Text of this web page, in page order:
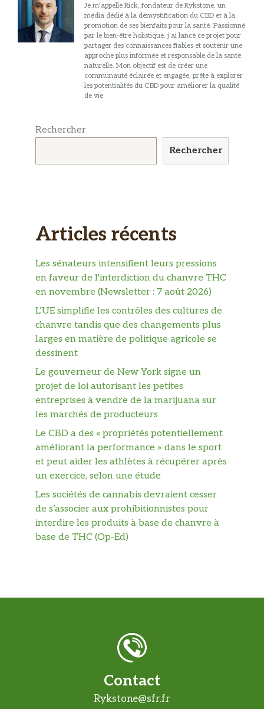
Je m'appelle Rick, fondateur de Rykstone, un
média dédié à la démystification du CBD et à la
promotion de ses bienfaits pour la santé. Passionné
par le bien-être holistique, j'ai lancé ce projet pour
partager des connaissances fiables et soutenir une
approche plus informée et responsable de la santé
naturelle. Mon objectif est de créer une
communauté éclairée et engagée, prête à explorer
les potentialités du CBD pour améliorer la qualité
de vie.
Rechercher
Rechercher
Articles récents
Les sénateurs intensifient leurs pressions
en faveur de l'interdiction du chanvre THC
en novembre (Newsletter : 7 août 2026)
L’UE simplifie les contrôles des cultures de
chanvre tandis que des changements plus
larges en matière de politique agricole se
dessinent
Le gouverneur de New York signe un
projet de loi autorisant les petites
entreprises à vendre de la marijuana sur
les marchés de producteurs
Le CBD a des « propriétés potentiellement
améliorant la performance » dans le sport
et peut aider les athlètes à récupérer après
un exercice, selon une étude
Les sociétés de cannabis devraient cesser
de s’associer aux prohibitionnistes pour
interdire les produits à base de chanvre à
base de THC (Op-Ed)
Contact
Rykstone@sfr.fr